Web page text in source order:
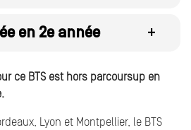
en 2e année +
ce BTS est hors parcoursup en
Lyon et Montpellier, le BTS